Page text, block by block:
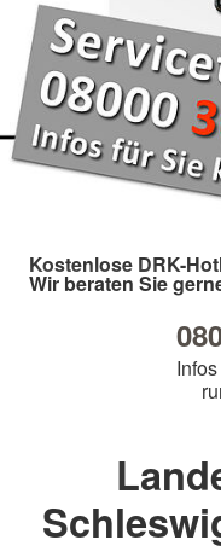
Kostenlose DRK-
Wir beraten Sie